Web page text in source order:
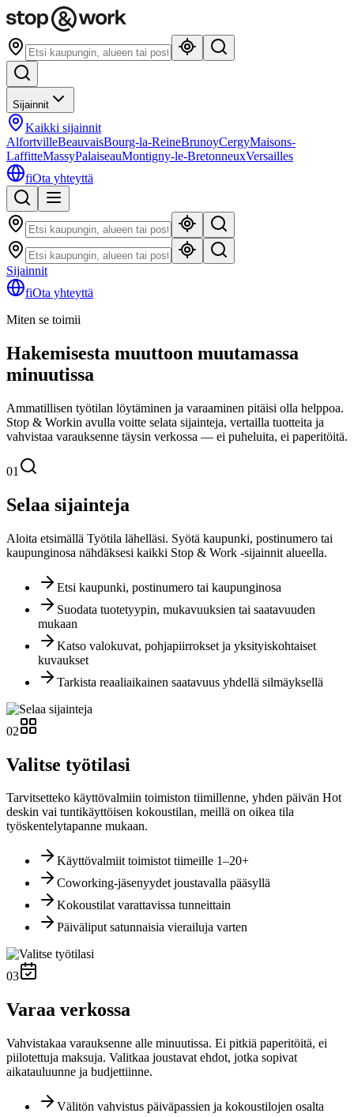
Sijainnit
Kaikki sijainnit
AlfortvilleBeauvaisBourg-la-ReineBrunoyCergyMaisons-
LaffitteMassyPalaiseauMontigny-le-BretonneuxVersailles
fiOta yhteyttä
Sijainnit
fiOta yhteyttä
Miten se toimii
Hakemisesta muuttoon muutamassa
minuutissa
Ammatillisen työtilan löytäminen ja varaaminen pitäisi olla helppoa.
Stop & Workin avulla voitte selata sijainteja, vertailla tuotteita ja
vahvistaa varauksenne täysin verkossa — ei puheluita, ei paperitöitä.
01
Selaa sijainteja
Aloita etsimällä Työtila lähelläsi. Syötä kaupunki, postinumero tai
kaupunginosa nähdäksesi kaikki Stop & Work -sijainnit alueella.
Etsi kaupunki, postinumero tai kaupunginosa
Suodata tuotetyypin, mukavuuksien tai saatavuuden
mukaan
Katso valokuvat, pohjapiirrokset ja yksityiskohtaiset
kuvaukset
Tarkista reaaliaikainen saatavuus yhdellä silmäyksellä
02
Valitse työtilasi
Tarvitsetteko käyttövalmiin toimiston tiimillenne, yhden päivän Hot
deskin vai tuntikäyttöisen kokoustilan, meillä on oikea tila
työskentelytapanne mukaan.
Käyttövalmiit toimistot tiimeille 1–20+
Coworking-jäsenyydet joustavalla pääsyllä
Kokoustilat varattavissa tunneittain
Päiväliput satunnaisia vierailuja varten
03
Varaa verkossa
Vahvistakaa varauksenne alle minuutissa. Ei pitkiä paperitöitä, ei
piilotettuja maksuja. Valitkaa joustavat ehdot, jotka sopivat
aikatauluunne ja budjettiinne.
Välitön vahvistus päiväpassien ja kokoustilojen osalta